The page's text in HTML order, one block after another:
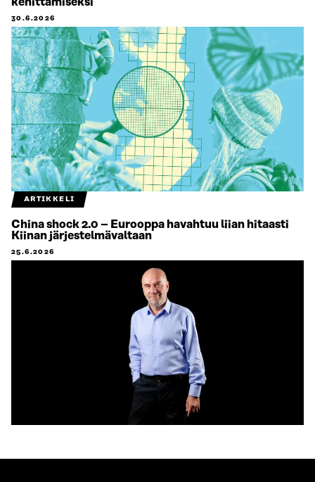
30.6.2026
ARTIKKELI
China shock 2.0 – Eurooppa havahtuu liian hitaasti
Kiinan järjestelmävaltaan
25.6.2026